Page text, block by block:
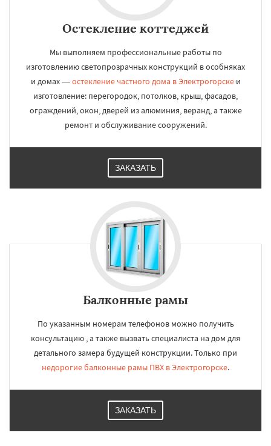
Остекление коттеджей
Мы выполняем профессиональные работы по
изготовлению светопрозрачных конструкций в особняках
и домах —остекление частного дома в Электрогорскеи
изготовление: перегородок, потолков, крыш, фасадов,
ограждений, окон, дверей из алюминия, веранд, а также
ремонт и обслуживание сооружений.
ЗАКАЗАТЬ
Балконные рамы
По указанным номерам телефонов можно получить
консультацию , а также вызвать специалиста на дом для
детального замера будущей конструкции. Только при
недорогие балконные рамы ПВХ в Электрогорске.
ЗАКАЗАТЬ